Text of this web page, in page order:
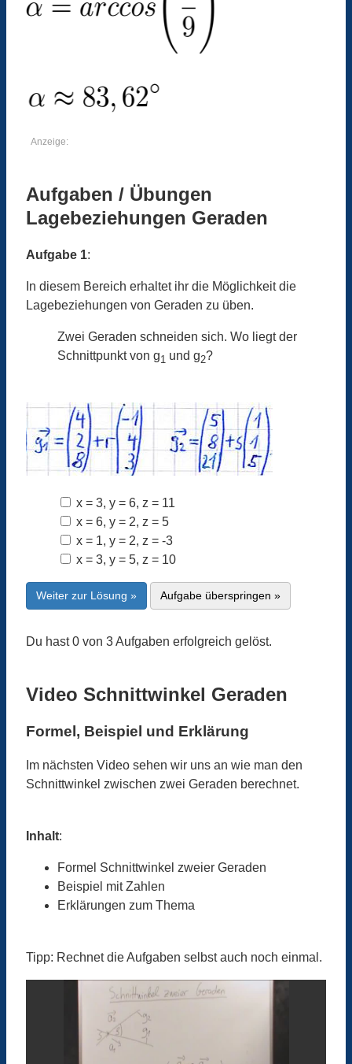
Anzeige:
Aufgaben / Übungen
Lagebeziehungen Geraden
Aufgabe 1:
In diesem Bereich erhaltet ihr die Möglichkeit die
Lagebeziehungen von Geraden zu üben.
Zwei Geraden schneiden sich. Wo liegt der
Schnittpunkt von g1 und g2?
x = 3, y = 6, z = 11
x = 6, y = 2, z = 5
x = 1, y = 2, z = -3
x = 3, y = 5, z = 10
Weiter zur Lösung » Aufgabe überspringen »
Du hast 0 von 3 Aufgaben erfolgreich gelöst.
Video Schnittwinkel Geraden
Formel, Beispiel und Erklärung
Im nächsten Video sehen wir uns an wie man den
Schnittwinkel zwischen zwei Geraden berechnet.
Inhalt:
Formel Schnittwinkel zweier Geraden
Beispiel mit Zahlen
Erklärungen zum Thema
Tipp: Rechnet die Aufgaben selbst auch noch einmal.